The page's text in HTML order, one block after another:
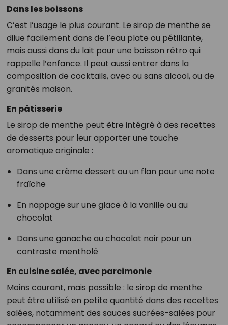
Dans les boissons
C’est l’usage le plus courant. Le sirop de menthe se
dilue facilement dans de l’eau plate ou pétillante,
mais aussi dans du lait pour une boisson rétro qui
rappelle l’enfance. Il peut aussi entrer dans la
composition de cocktails, avec ou sans alcool, ou de
granités maison.
En pâtisserie
Le sirop de menthe peut être intégré à des recettes
de desserts pour leur apporter une touche
aromatique originale :
Dans une crème dessert ou un flan pour une note
fraîche
En nappage sur une glace à la vanille ou au
chocolat
Dans une ganache au chocolat noir pour un
contraste mentholé
En cuisine salée, avec parcimonie
Moins courant, mais possible : le sirop de menthe
peut être utilisé en petite quantité dans des recettes
salées, notamment des sauces sucrées-salées pour